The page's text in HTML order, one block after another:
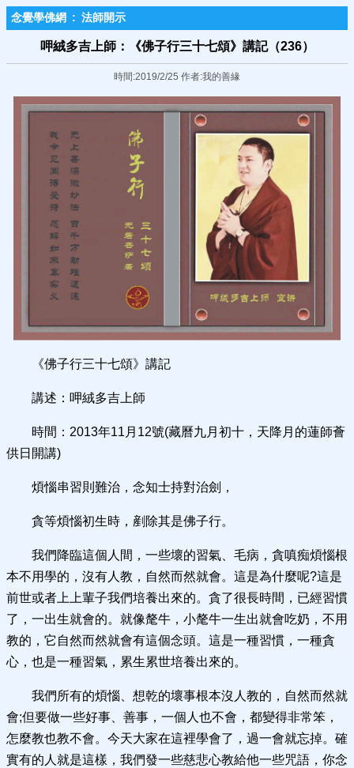
念覺學佛網 : 法師開示
呷絨多吉上師：《佛子行三十七頌》講記（236）
時間:2019/2/25 作者:我的善緣
《佛子行三十七頌》講記
講述：呷絨多吉上師
時間：2013年11月12號(藏曆九月初十，天降月的蓮師薈
供日開講)
煩惱串習則難治，念知士持對治劍，
貪等煩惱初生時，剷除其是佛子行。
我們降臨這個人間，一些壞的習氣、毛病，貪嗔痴煩惱根
本不用學的，沒有人教，自然而然就會。這是為什麼呢?這是
前世或者上上輩子我們培養出來的。貪了很長時間，已經習慣
了，一出生就會的。就像氂牛，小氂牛一生出就會吃奶，不用
教的，它自然而然就會有這個念頭。這是一種習慣，一種貪
心，也是一種習氣，累生累世培養出來的。
我們所有的煩惱、想乾的壞事根本沒人教的，自然而然就
會;但要做一些好事、善事，一個人也不會，都變得非常笨，
怎麼教也教不會。今天大家在這裡學會了，過一會就忘掉。確
實有的人就是這樣，我們發一些慈悲心教給他一些咒語，你念